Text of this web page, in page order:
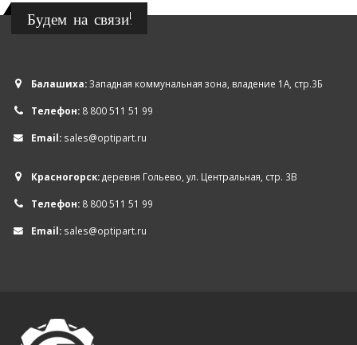
Будем на связи!
Балашиха:Западная коммунальная зона, владение 1А, стр.3Б
Телефон: 8 800 511 51 99
Email: sales@optipart.ru
Красногорск:деревня Гольево, ул. Центральная, стр. 3В
Телефон: 8 800 511 51 99
Email: sales@optipart.ru